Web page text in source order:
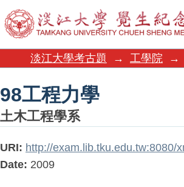
98工程力學
淡江大學考古題 → 工學院 →
98工程力學
土木工程學系
URI: http://exam.lib.tku.edu.tw:8080/
Date: 2009